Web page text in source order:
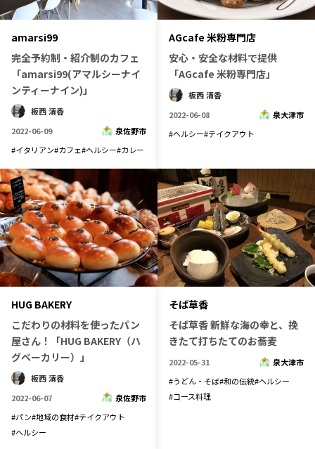
amarsi99
完全予約制・紹介制のカフェ
「amarsi99(アマルシーナイ
ンティーナイン)」
板西 清香
2022-06-09
泉佐野市
#イタリアン#カフェ#ヘルシー#カレー
AGcafe 米粉専門店
安心・安全な材料で提供
「AGcafe 米粉専門店」
板西 清香
2022-06-08
泉大津市
#ヘルシー#テイクアウト
HUG BAKERY
こだわりの材料を使ったパン
屋さん！「HUG BAKERY（ハ
グベーカリー）」
板西 清香
2022-06-07
泉佐野市
#パン#地域の食材#テイクアウト
#ヘルシー
そば草香
そば草香 新鮮な海の幸と、挽
きたて打ちたてのお蕎麦
2022-05-31
泉大津市
#うどん・そば#和の伝統#ヘルシー
#コース料理